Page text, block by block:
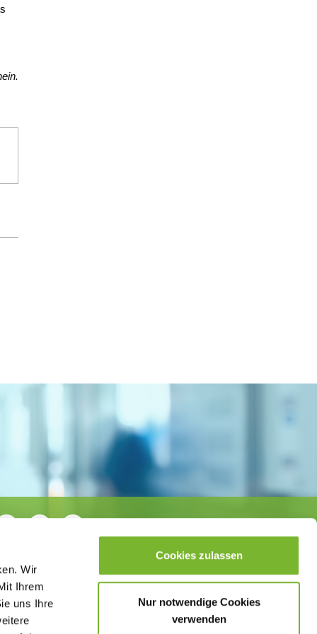
Wir
Ihrem
uns Ihre
Cookies zulassen
Nur notwendige Cookies
verwenden